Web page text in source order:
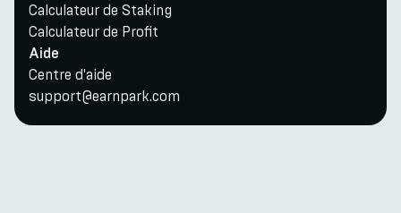
Calculateur de Staking
Calculateur de Profit
Aide
Centre d'aide
support@earnpark.com